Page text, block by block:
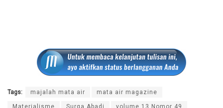
Tags: majalah mata air mata air magazine
Materialisme Surga Abadi volume 13 Nomor 49